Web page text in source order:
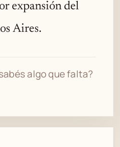
expansión del
Aires.
algo que falta?